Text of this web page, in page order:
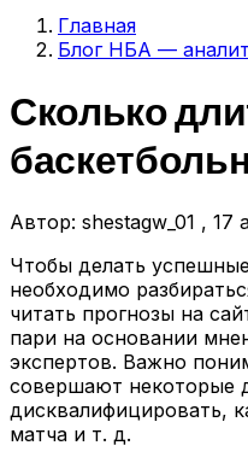
Главная
Блог НБА —
Сколько
Автор: shestagw_01 , 17
Чтобы делать
необходимо
читать прогнозы на
пари на основании
экспертов. Важно
совершают некоторые
дисквалифицировать,
матча и т. д.